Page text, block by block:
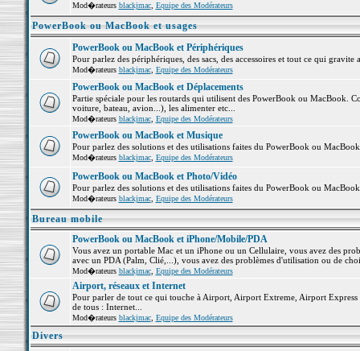
Mod�rateurs blackjmac, Equipe des Modérateurs
PowerBook ou MacBook et usages
PowerBook ou MacBook et Périphériques
Pour parlez des périphériques, des sacs, des accessoires et tout ce qui
Mod�rateurs blackjmac, Equipe des Modérateurs
PowerBook ou MacBook et Déplacements
Partie spéciale pour les routards qui utilisent des PowerBook ou MacBook.
voiture, bateau, avion...), les alimenter etc...
Mod�rateurs blackjmac, Equipe des Modérateurs
PowerBook ou MacBook et Musique
Pour parlez des solutions et des utilisations faites du PowerBook ou
Mod�rateurs blackjmac, Equipe des Modérateurs
PowerBook ou MacBook et Photo/Vidéo
Pour parlez des solutions et des utilisations faites du PowerBook ou
Mod�rateurs blackjmac, Equipe des Modérateurs
Bureau mobile
PowerBook ou MacBook et iPhone/Mobile/PDA
Vous avez un portable Mac et un iPhone ou un Cellulaire, vous avez des
avec un PDA (Palm, Clié,...), vous avez des problèmes d'utilisation ou de
Mod�rateurs blackjmac, Equipe des Modérateurs
Airport, réseaux et Internet
Pour parler de tout ce qui touche à Airport, Airport Extreme, Airport
de tous : Internet...
Mod�rateurs blackjmac, Equipe des Modérateurs
Divers